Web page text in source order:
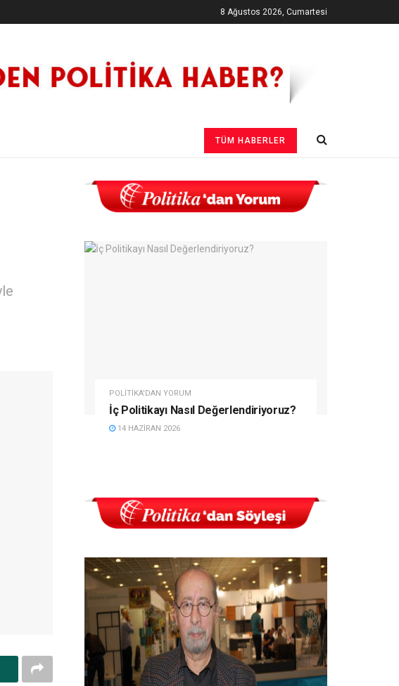
8 Ağustos 2026, Cumartesi
TÜM HABERLER
POLITIKA'DAN YORUM
İç Politikayı Nasıl Değerlendiriyoruz?
14 HAZIRAN 2026